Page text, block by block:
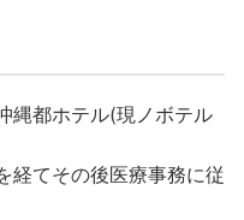
縄都ホテル(現ノボテル
経てその後医療事務に従